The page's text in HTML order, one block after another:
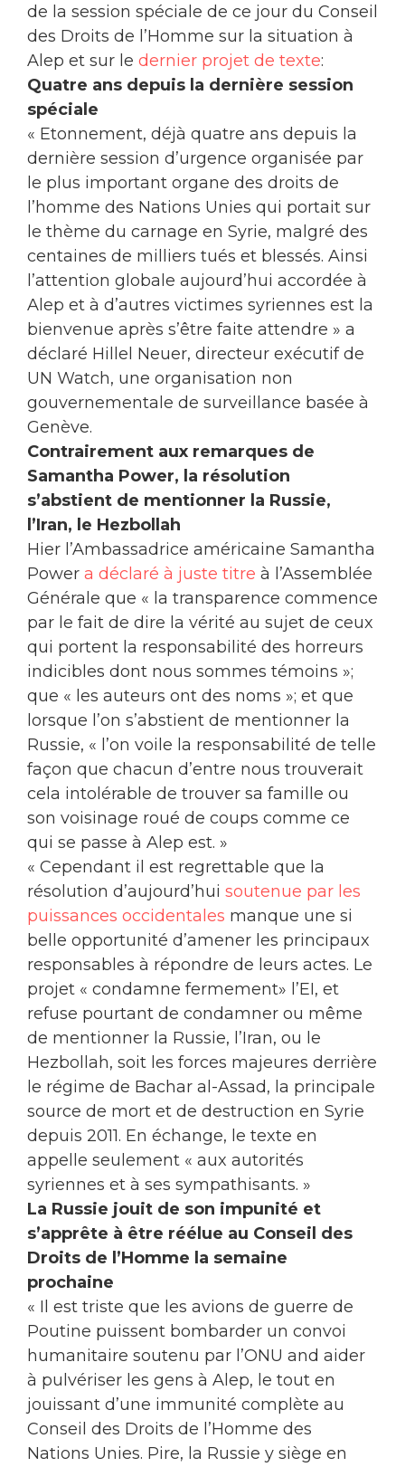
de la session spéciale de ce jour du Conseil
des Droits de l’Homme sur la situation à
Alep et sur le dernier projet de texte:
Quatre ans depuis la dernière session
spéciale
« Etonnement, déjà quatre ans depuis la
dernière session d’urgence organisée par
le plus important organe des droits de
l’homme des Nations Unies qui portait sur
le thème du carnage en Syrie, malgré des
centaines de milliers tués et blessés. Ainsi
l’attention globale aujourd’hui accordée à
Alep et à d’autres victimes syriennes est la
bienvenue après s’être faite attendre » a
déclaré Hillel Neuer, directeur exécutif de
UN Watch, une organisation non
gouvernementale de surveillance basée à
Genève.
Contrairement aux remarques de
Samantha Power, la résolution
s’abstient de mentionner la Russie,
l’Iran, le Hezbollah
Hier l’Ambassadrice américaine Samantha
Power a déclaré à juste titre à l’Assemblée
Générale que « la transparence commence
par le fait de dire la vérité au sujet de ceux
qui portent la responsabilité des horreurs
indicibles dont nous sommes témoins »;
que « les auteurs ont des noms »; et que
lorsque l’on s’abstient de mentionner la
Russie, « l’on voile la responsabilité de telle
façon que chacun d’entre nous trouverait
cela intolérable de trouver sa famille ou
son voisinage roué de coups comme ce
qui se passe à Alep est. »
« Cependant il est regrettable que la
résolution d’aujourd’hui soutenue par les
puissances occidentales manque une si
belle opportunité d’amener les principaux
responsables à répondre de leurs actes. Le
projet « condamne fermement» l’EI, et
refuse pourtant de condamner ou même
de mentionner la Russie, l’Iran, ou le
Hezbollah, soit les forces majeures derrière
le régime de Bachar al-Assad, la principale
source de mort et de destruction en Syrie
depuis 2011. En échange, le texte en
appelle seulement « aux autorités
syriennes et à ses sympathisants. »
La Russie jouit de son impunité et
s’apprête à être réélue au Conseil des
Droits de l’Homme la semaine
prochaine
« Il est triste que les avions de guerre de
Poutine puissent bombarder un convoi
humanitaire soutenu par l’ONU and aider
à pulvériser les gens à Alep, le tout en
jouissant d’une immunité complète au
Conseil des Droits de l’Homme des
Nations Unies. Pire, la Russie y siège en